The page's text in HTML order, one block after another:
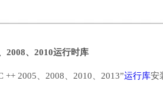
2008、2010运行时库
2005、2008、2010、2013”运行库安